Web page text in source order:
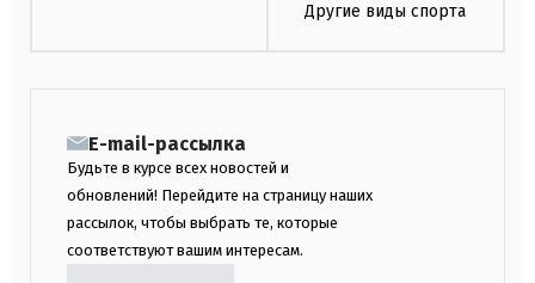
Другие виды спорта
E-mail-рассылка
Будьте в курсе всех новостей и
обновлений! Перейдите на страницу наших
рассылок, чтобы выбрать те, которые
соответствуют вашим интересам.